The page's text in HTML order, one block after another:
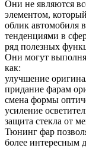
Они не являются
элементом,
облик автомобиля
тенденциями в
ряд полезных
Они могут
как:
улучшение
придание фарам
смена формы
усиление
защита стекла от
Тюнинг фар
более интересным